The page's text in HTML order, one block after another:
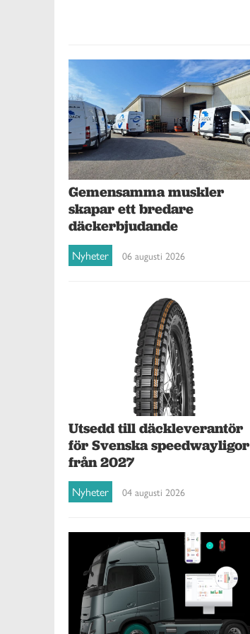
Gemensamma muskler
skapar ett bredare
däckerbjudande
Nyheter 06 augusti 2026
Utsedd till däckleverantör
för Svenska speedwayligor
från 2027
Nyheter 04 augusti 2026